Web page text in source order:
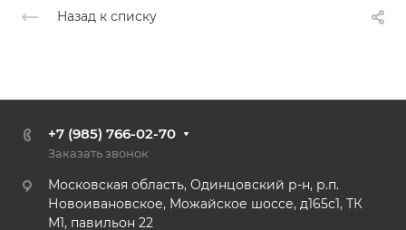
Назад к списку
+7 (985) 766-02-70
Заказать звонок
Московская область, Одинцовский р-н, р.п.
Новоивановское, Можайское шоссе, д165с1, ТК
М1, павильон 22